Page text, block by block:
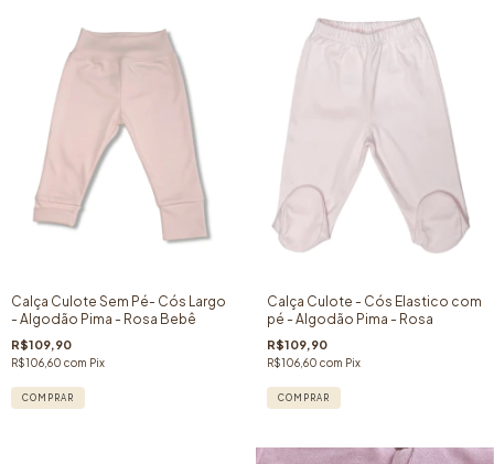
Calça Culote Sem Pé- Cós Largo
- Algodão Pima - Rosa Bebê
R$109,90
R$106,60 com Pix
COMPRAR
Calça Culote - Cós Elastico com
pé - Algodão Pima - Rosa
R$109,90
R$106,60 com Pix
COMPRAR